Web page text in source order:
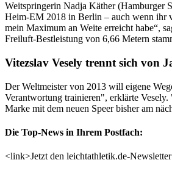
Weitspringerin Nadja Käther (Hamburger
Heim-EM 2018 in Berlin – auch wenn ihr
mein Maximum an Weite erreicht habe“,
Freiluft-Bestleistung von 6,66 Metern
Vitezslav Vesely trennt sich von
Der Weltmeister von 2013 will eigene
Verantwortung trainieren", erklärte
Marke mit dem neuen Speer bisher am
Die Top-News in Ihrem Postfach:
<link>Jetzt den leichtathletik.de-